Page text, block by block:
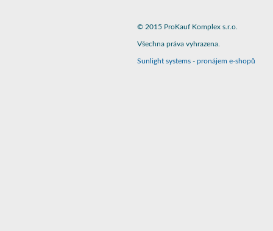
© 2015 ProKauf Komplex s.r.o.
Všechna práva vyhrazena.
Sunlight systems - pronájem e-shopů